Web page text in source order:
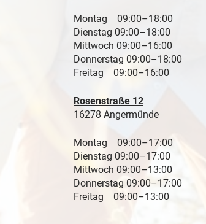
Montag 09:00–18:00
Dienstag 09:00–18:00
Mittwoch 09:00–16:00
Donnerstag 09:00–18:00
Freitag 09:00–16:00
Rosenstraße 12
16278 Angermünde
Montag 09:00–17:00
Dienstag 09:00–17:00
Mittwoch 09:00–13:00
Donnerstag 09:00–17:00
Freitag 09:00–13:00